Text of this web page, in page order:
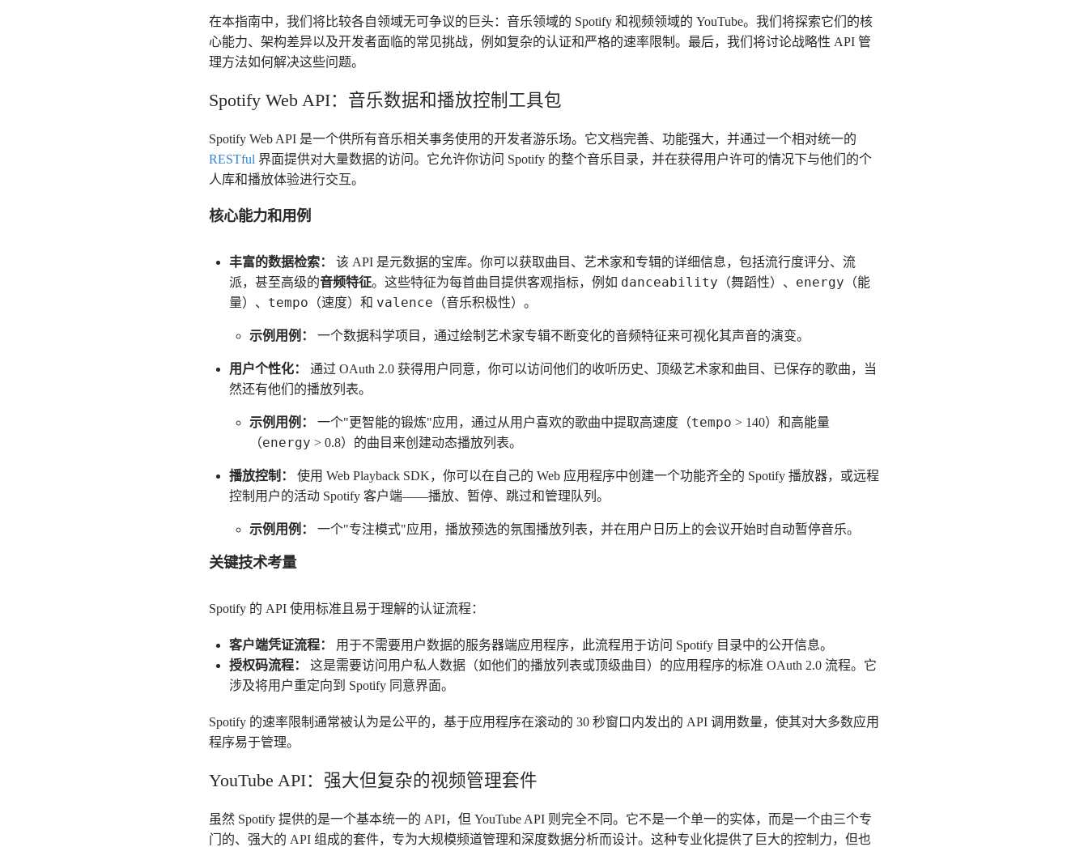
在本指南中，我们将比较各自领域无可争议的巨头：音乐领域的 Spotify 和视频领域的 YouTube。我们将探索它们的核
心能力、架构差异以及开发者面临的常见挑战，例如复杂的认证和严格的速率限制。最后，我们将讨论战略性 API 管
理方法如何解决这些问题。
Spotify Web API：音乐数据和播放控制工具包
Spotify Web API 是一个供所有音乐相关事务使用的开发者游乐场。它文档完善、功能强大，并通过一个相对统一的
RESTful 界面提供对大量数据的访问。它允许你访问 Spotify 的整个音乐目录，并在获得用户许可的情况下与他们的个
人库和播放体验进行交互。
核心能力和用例
丰富的数据检索：
该 API 是元数据的宝库。你可以获取曲目、艺术家和专辑的详细信息，包括流行度评分、流
派，甚至高级的音频特征。这些特征为每首曲目提供客观指标，例如 danceability （舞蹈性）、 energy （能
量）、 tempo （速度）和 valence （音乐积极性）。
示例用例： 一个数据科学项目，通过绘制艺术家专辑不断变化的音频特征来可视化其声音的演变。
用户个性化：
通过 OAuth 2.0 获得用户同意，你可以访问他们的收听历史、顶级艺术家和曲目、已保存的歌曲，当
然还有他们的播放列表。
示例用例： 一个"更智能的锻炼"应用，通过从用户喜欢的歌曲中提取高速度（tempo > 140）和高能量
（energy > 0.8）的曲目来创建动态播放列表。
播放控制：
使用 Web Playback SDK，你可以在自己的 Web 应用程序中创建一个功能齐全的 Spotify 播放器，或远程
控制用户的活动 Spotify 客户端——播放、暂停、跳过和管理队列。
示例用例： 一个"专注模式"应用，播放预选的氛围播放列表，并在用户日历上的会议开始时自动暂停音乐。
关键技术考量
Spotify 的 API 使用标准且易于理解的认证流程：
客户端凭证流程：
用于不需要用户数据的服务器端应用程序，此流程用于访问 Spotify 目录中的公开信息。
授权码流程：
这是需要访问用户私人数据（如他们的播放列表或顶级曲目）的应用程序的标准 OAuth 2.0 流程。它
涉及将用户重定向到 Spotify 同意界面。
Spotify 的速率限制通常被认为是公平的，基于应用程序在滚动的 30 秒窗口内发出的 API 调用数量，使其对大多数应用
程序易于管理。
YouTube API：强大但复杂的视频管理套件
虽然 Spotify 提供的是一个基本统一的 API，但 YouTube API 则完全不同。它不是一个单一的实体，而是一个由三个专
门的、强大的 API 组成的套件，专为大规模频道管理和深度数据分析而设计。这种专业化提供了巨大的控制力，但也